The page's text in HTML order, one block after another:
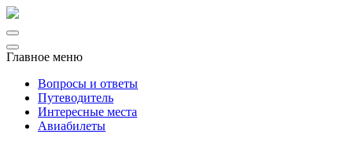
Главное меню
Вопросы и ответы
Путеводитель
Интересные места
Авиабилеты